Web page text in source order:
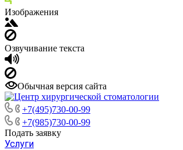
Изображения
Озвучивание текста
Обычная версия сайта
+7(495)730-00-99
+7(985)730-00-99
Подать заявку
Услуги